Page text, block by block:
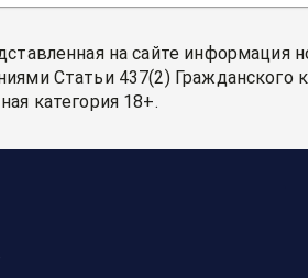
на сайте информация
Статьи 437(2) Гражданского
категория 18+.